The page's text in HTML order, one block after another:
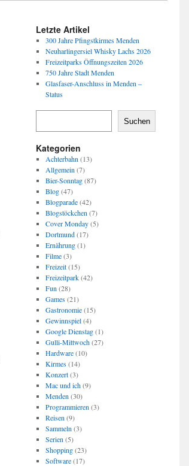
Letzte Artikel
300 Jahre Pfingstkirmes Menden
Neuharlingersiel Whisky Lachs 2026
Freizeitparks Öffnungszeiten 2026
750 Jahre Stadt Menden
Glasfaser-Anschluss in Menden –
Status
Suchen
Kategorien
Achterbahn (13)
Allgemein (7)
Bier-Sonntag(87)
Blog(47)
Blogparade(42)
Blogstöckchen (7)
Cover Monday(5)
Dortmund(17)
Ernährung(1)
Filme(3)
Freizeit(15)
Freizeitpark(42)
Fun (28)
Games(21)
Gastronomie(15)
Gewinnspiel(4)
Google Dienstag(1)
Gulli-Mittwoch(27)
Hardware(10)
Kirmes(14)
Konzert(3)
Mac und ich(9)
Menden (30)
Programmieren (3)
Reisen (9)
Sammeln (3)
Serien (5)
Shopping(23)
Software(17)